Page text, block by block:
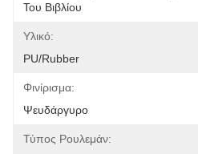
Του Βιβλίου
Υλικό:
PU/Rubber
Φινίρισμα:
Ψευδάργυρο
Τύπος Ρουλεμάν: